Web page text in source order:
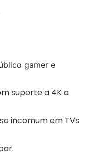
gamer e
suporte a 4K a
incomum em TVs